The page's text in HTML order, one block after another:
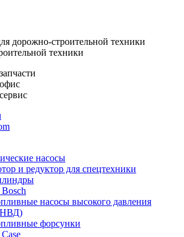
дорожно-строительной техники
техники
запчасти
офис
сервис
насосы
и редуктор для спецтехники
насосы высокого давления
форсунки